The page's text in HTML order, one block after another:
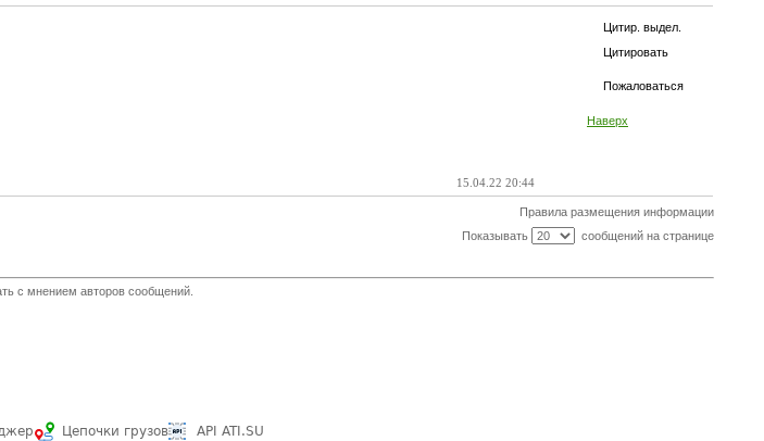
Цитир. выдел.
Цитировать
Пожаловаться
Наверх
15.04.22 20:44
Правила размещения информации
Показывать
сообщений на странице
с мнением авторов сообщений.
Цепочки грузов API ATI.SU